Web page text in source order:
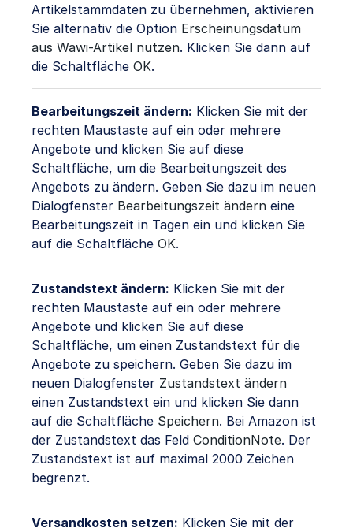
Artikelstammdaten zu übernehmen, aktivieren
Sie alternativ die Option Erscheinungsdatum
aus Wawi-Artikel nutzen. Klicken Sie dann auf
die Schaltfläche OK.
Bearbeitungszeit ändern: Klicken Sie mit der
rechten Maustaste auf ein oder mehrere
Angebote und klicken Sie auf diese
Schaltfläche, um die Bearbeitungszeit des
Angebots zu ändern. Geben Sie dazu im neuen
Dialogfenster Bearbeitungszeit ändern eine
Bearbeitungszeit in Tagen ein und klicken Sie
auf die Schaltfläche OK.
Zustandstext ändern: Klicken Sie mit der
rechten Maustaste auf ein oder mehrere
Angebote und klicken Sie auf diese
Schaltfläche, um einen Zustandstext für die
Angebote zu speichern. Geben Sie dazu im
neuen Dialogfenster Zustandstext ändern
einen Zustandstext ein und klicken Sie dann
auf die Schaltfläche Speichern. Bei Amazon ist
der Zustandstext das Feld ConditionNote. Der
Zustandstext ist auf maximal 2000 Zeichen
begrenzt.
Versandkosten setzen: Klicken Sie mit der